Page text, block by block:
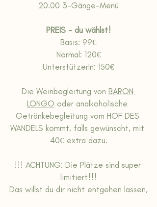
20.00 3-Gänge-Menü
PREIS - du wählst!
Basis: 99€
Normal: 120€
UnterstützerIn: 150€
Die Weinbegleitung von BARON
LONGO oder analkoholische
Getränkebegleitung vom HOF DES
WANDELS kommt, falls gewünscht, mit
40€ extra dazu.
!!! ACHTUNG: Die Plätze sind super
limitiert!!!
Das willst du dir nicht entgehen lassen,